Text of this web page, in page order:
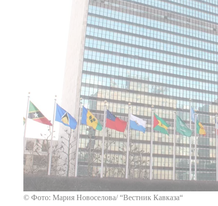
© Фото: Мария Новоселова/ “Вестник Кавказа“